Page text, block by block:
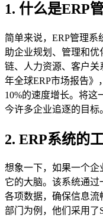
1. 什么是ERP
简单来说，ERP管理
助企业规划、管理和
链、人力资源、客户关
年全球ERP市场报告》
10%的速度增长。将这
今许多企业追逐的目标
2. ERP系统的
想象一下，如果一个企
它的大脑。该系统通
各项数据，确保信息
部门为例，他们采用了